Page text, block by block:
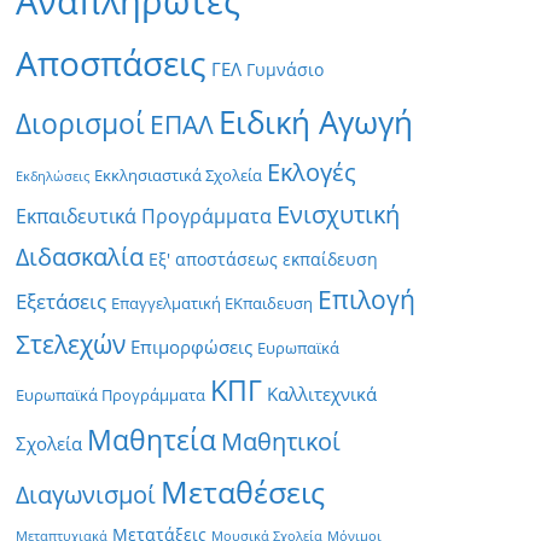
Αποσπάσεις ΓΕΛ Γυμνάσιο
Διορισμοί ΕΠΑΛ Ειδική Αγωγή
Εκδηλώσεις Εκκλησιαστικά Σχολεία Εκλογές
Εκπαιδευτικά Προγράμματα Ενισχυτική
Διδασκαλία Εξ' αποστάσεως εκπαίδευση
Εξετάσεις Επαγγελματική ΕΚπαιδευση Επιλογή
Στελεχών Επιμορφώσεις Ευρωπαϊκά
Ευρωπαϊκά Προγράμματα ΚΠΓ Καλλιτεχνικά
Σχολεία Μαθητεία Μαθητικοί
Διαγωνισμοί Μεταθέσεις
Μεταπτυχιακά Μετατάξεις Μουσικά Σχολεία Μόνιμοι